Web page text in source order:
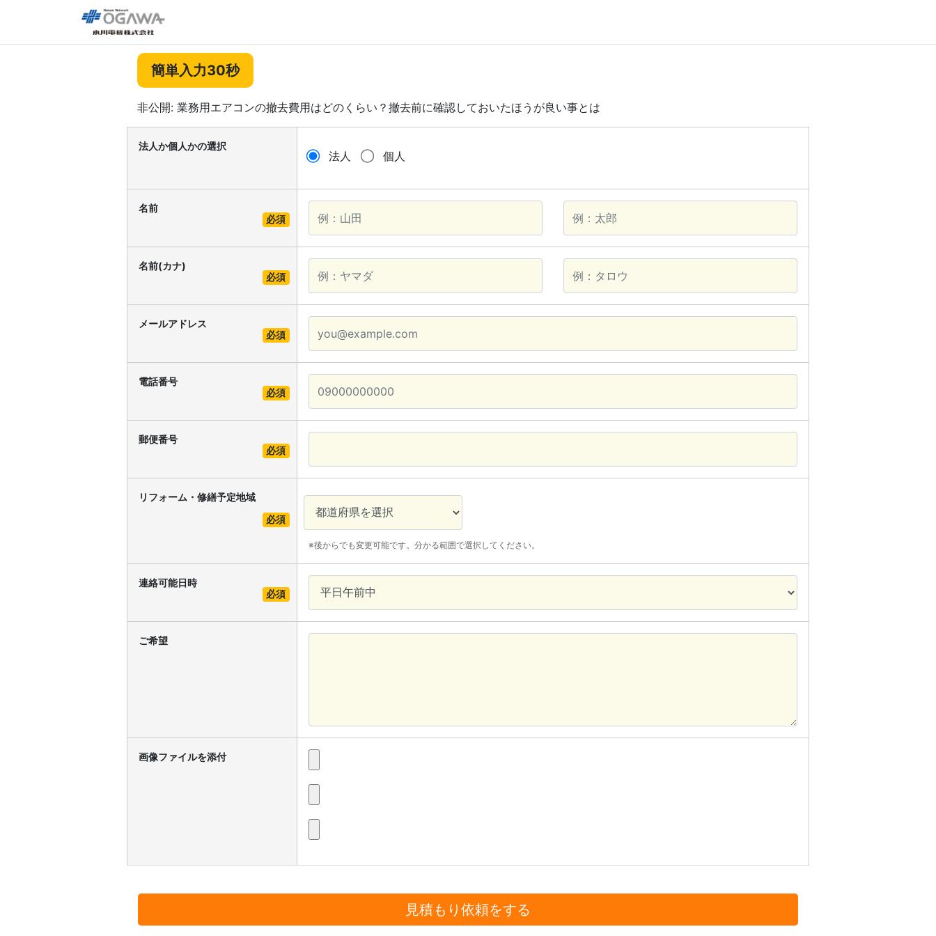
簡単入力30秒
非公開: 業務用エアコンの撤去費用はどのくらい？撤去前に確認しておいたほうが良い事とは
法人か個人かの選択
法人 個人
名前
必須
名前(カナ)
必須
メールアドレス
必須
電話番号
必須
郵便番号
必須
リフォーム・修繕予定地域
必須
※後からでも変更可能です。分かる範囲で選択してください。
連絡可能日時
必須
ご希望
画像ファイルを添付
見積もり依頼をする